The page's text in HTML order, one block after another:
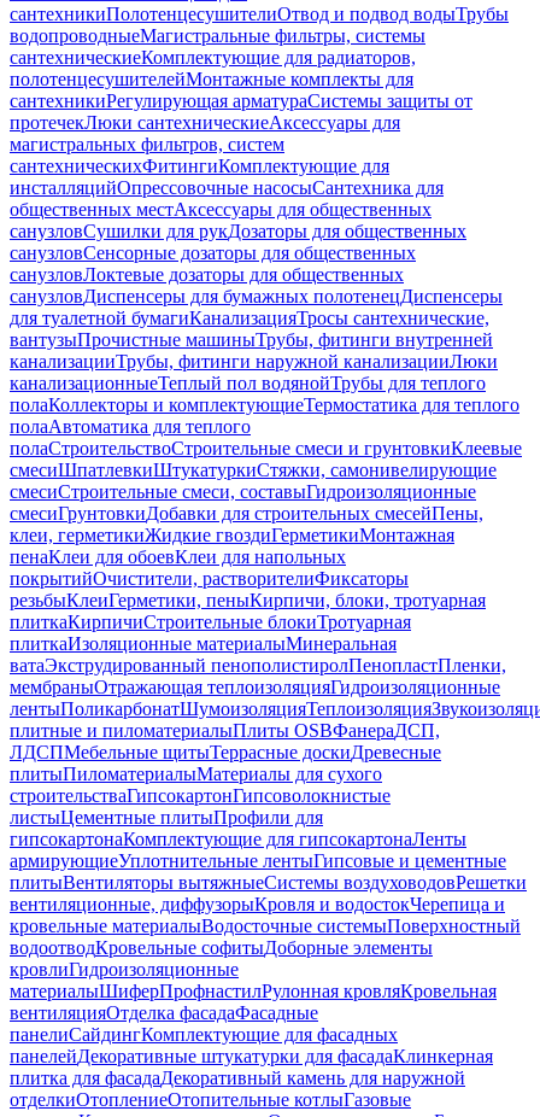
сантехникиПолотенцесушителиОтвод и подвод водыТрубы
водопроводныеМагистральные фильтры, системы
сантехническиеКомплектующие для радиаторов,
полотенцесушителейМонтажные комплекты для
сантехникиРегулирующая арматураСистемы защиты от
протечекЛюки сантехническиеАксессуары для
магистральных фильтров, систем
сантехническихФитингиКомплектующие для
инсталляцийОпрессовочные насосыСантехника для
общественных местАксессуары для общественных
санузловСушилки для рукДозаторы для общественных
санузловСенсорные дозаторы для общественных
санузловЛоктевые дозаторы для общественных
санузловДиспенсеры для бумажных полотенецДиспенсеры
для туалетной бумагиКанализацияТросы сантехнические,
вантузыПрочистные машиныТрубы, фитинги внутренней
канализацииТрубы, фитинги наружной канализацииЛюки
канализационныеТеплый пол водянойТрубы для теплого
полаКоллекторы и комплектующиеТермостатика для теплого
полаАвтоматика для теплого
полаСтроительствоСтроительные смеси и грунтовкиКлеевые
смесиШпатлевкиШтукатуркиСтяжки, самонивелирующие
смесиСтроительные смеси, составыГидроизоляционные
смесиГрунтовкиДобавки для строительных смесейПены,
клеи, герметикиЖидкие гвоздиГерметикиМонтажная
пенаКлеи для обоевКлеи для напольных
покрытийОчистители, растворителиФиксаторы
резьбыКлеиГерметики, пеныКирпичи, блоки, тротуарная
плиткаКирпичиСтроительные блокиТротуарная
плиткаИзоляционные материалыМинеральная
ватаЭкструдированный пенополистиролПенопластПленки,
мембраныОтражающая теплоизоляцияГидроизоляционные
лентыПоликарбонатШумоизоляцияТеплоизоляция
плитные и пиломатериалыПлиты OSBФанераДСП,
ЛДСПМебельные щитыТеррасные доскиДревесные
плитыПиломатериалыМатериалы для сухого
строительстваГипсокартонГипсоволокнистые
листыЦементные плитыПрофили для
гипсокартонаКомплектующие для гипсокартонаЛенты
армирующиеУплотнительные лентыГипсовые и цементные
плитыВентиляторы вытяжныеСистемы воздуховодовРешетки
вентиляционные, диффузорыКровля и водостокЧерепица и
кровельные материалыВодосточные системыПоверхностный
водоотводКровельные софитыДоборные элементы
кровлиГидроизоляционные
материалыШиферПрофнастилРулонная кровляКровельная
вентиляцияОтделка фасадаФасадные
панелиСайдингКомплектующие для фасадных
панелейДекоративные штукатурки для фасадаКлинкерная
плитка для фасадаДекоративный камень для наружной
отделкиОтоплениеОтопительные котлыГазовые